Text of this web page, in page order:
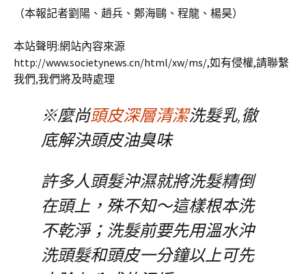
（本報記者劉陽、趙兵、鄭海鷗、程龍、楊昊）
本站聲明:網站內容來源
http://www.societynews.cn/html/xw/ms/,如有侵權,請聯繫
我們,我們將及時處理
※麼尚頭皮深層清潔洗髮乳,徹
底解決頭皮油臭味
許多人頭髮沖濕就將洗髮精倒
在頭上，殊不知～這樣根本洗
不乾淨；洗髮前要先用溫水沖
洗頭髮和頭皮一分鐘以上可先